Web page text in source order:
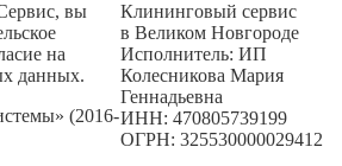
вы
на
данных.
(2016-
Клининговый сервис
в Великом Новгороде
Исполнитель: ИП
Колесникова Мария
Геннадьевна
ИНН: 470805739199
ОГРН: 325530000029412